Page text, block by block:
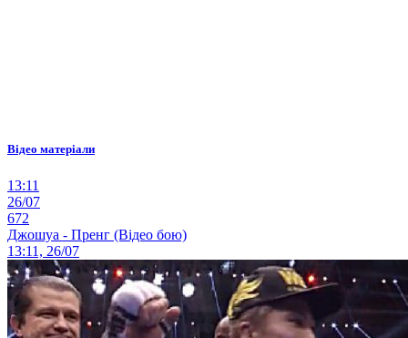
Відео матеріали
13:11
26/07
672
Джошуа - Пренг (Відео бою)
13:11, 26/07